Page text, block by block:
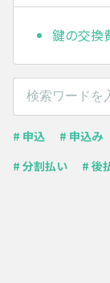
鍵の交換
# 申込 # 申込み
# 分割払い
# 後